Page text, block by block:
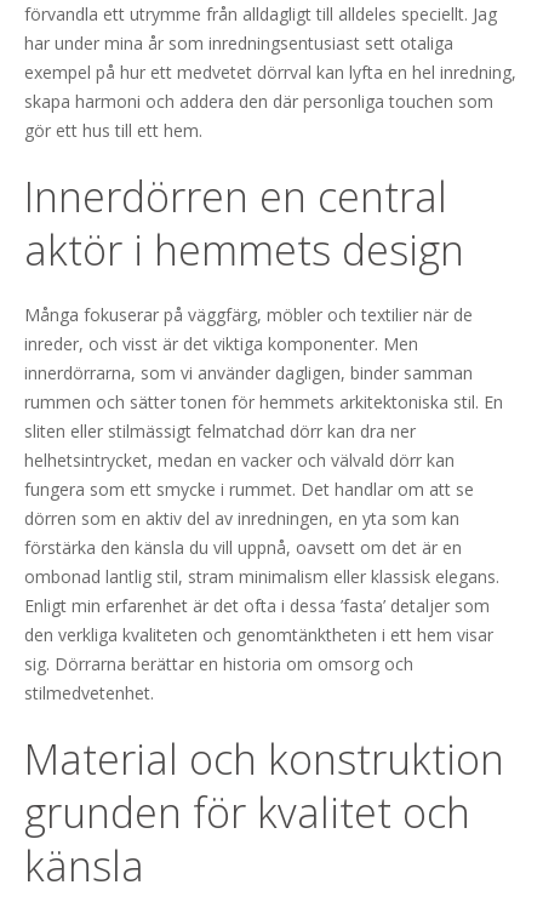
förvandla ett utrymme från alldagligt till alldeles speciellt. Jag
har under mina år som inredningsentusiast sett otaliga
exempel på hur ett medvetet dörrval kan lyfta en hel inredning,
skapa harmoni och addera den där personliga touchen som
gör ett hus till ett hem.
Innerdörren en central
aktör i hemmets design
Många fokuserar på väggfärg, möbler och textilier när de
inreder, och visst är det viktiga komponenter. Men
innerdörrarna, som vi använder dagligen, binder samman
rummen och sätter tonen för hemmets arkitektoniska stil. En
sliten eller stilmässigt felmatchad dörr kan dra ner
helhetsintrycket, medan en vacker och välvald dörr kan
fungera som ett smycke i rummet. Det handlar om att se
dörren som en aktiv del av inredningen, en yta som kan
förstärka den känsla du vill uppnå, oavsett om det är en
ombonad lantlig stil, stram minimalism eller klassisk elegans.
Enligt min erfarenhet är det ofta i dessa ’fasta’ detaljer som
den verkliga kvaliteten och genomtänktheten i ett hem visar
sig. Dörrarna berättar en historia om omsorg och
stilmedvetenhet.
Material och konstruktion
grunden för kvalitet och
känsla